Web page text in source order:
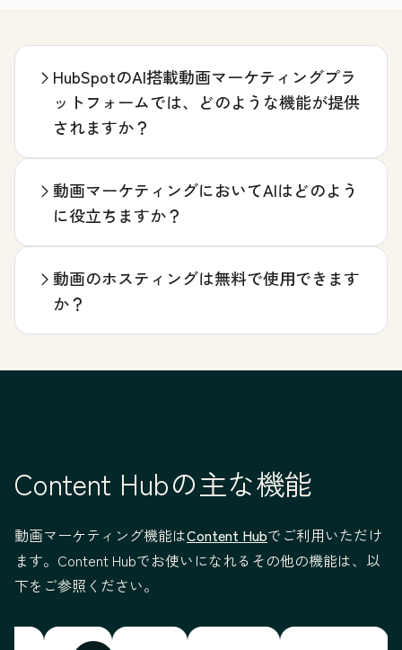
HubSpotのAI搭載動画マーケティングプラ
ットフォームでは、どのような機能が提供
されますか？
動画マーケティングにおいてAIはどのよう
に役立ちますか？
動画のホスティングは無料で使用できます
か？
Content Hubの主な機能
動画マーケティング機能はContent Hubでご利用いただけ
ます。Content Hubでお使いになれるその他の機能は、以
下をご参照ください。